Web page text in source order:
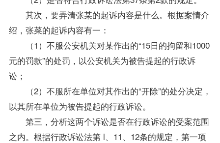
其次，要弄清张某的起诉内容是什么。根据案情介
绍，张菜的起诉内容有一：
（1）不服公安机关对某作出的“15日的拘留和1000
元的罚款”的处罚，以公安机关为被告提起的行政诉
讼；
（2）不服所在单位对其作出的“开除”的处分决定，
以其所在单位为被告提起的行政诉讼。
第三，分析这两个诉讼是否在行政诉讼的受案范围
之内。根据行政诉讼法第 l、11、12条的规定，第一项